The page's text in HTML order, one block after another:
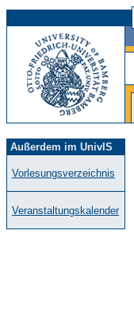
Außerdem im UnivIS
Vorlesungsverzeichnis
Veranstaltungskalender